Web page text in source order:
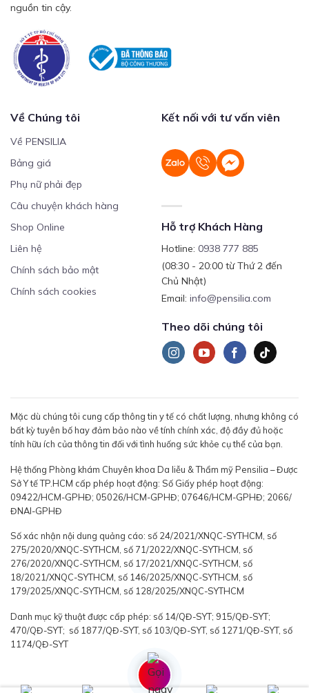
nguồn tin cậy.
Về Chúng tôi
Về PENSILIA
Bảng giá
Phụ nữ phải đẹp
Câu chuyện khách hàng
Shop Online
Liên hệ
Chính sách bảo mật
Chính sách cookies
Kết nối với tư vấn viên
Hỗ trợ Khách Hàng
Hotline: 0938 777 885
(08:30 - 20:00 từ Thứ 2 đến
Chủ Nhật)
Email: info@pensilia.com
Theo dõi chúng tôi
Mặc dù chúng tôi cung cấp thông tin y tế có chất lượng, nhưng không có
bất kỳ tuyên bố hay đảm bảo nào về tính chính xác, độ đầy đủ hoặc
tính hữu ích của thông tin đối với tình huống sức khỏe cụ thể của bạn.
Hệ thống Phòng khám Chuyên khoa Da liễu & Thẩm mỹ Pensilia – Được
Sở Y tế TP.HCM cấp phép hoạt động: Số Giấy phép hoạt động:
09422/HCM-GPHĐ; 05026/HCM-GPHĐ; 07646/HCM-GPHĐ; 2066/
ĐNAI-GPHĐ
Số xác nhận nội dung quảng cáo: số 24/2021/XNQC-SYTHCM, số
275/2020/XNQC-SYTHCM, số 71/2022/XNQC-SYTHCM, số
276/2020/XNQC-SYTHCM, số 17/2021/XNQC-SYTHCM, số
18/2021/XNQC-SYTHCM, số 146/2025/XNQC-SYTHCM, số
179/2025/XNQC-SYTHCM, số 128/2025/XNQC-SYTHCM
Danh mục kỹ thuật được cấp phép: số 14/QĐ-SYT; 915/QĐ-SYT;
470/QĐ-SYT; số 1877/QĐ-SYT, số 103/QĐ-SYT, số 1271/QĐ-SYT, số
1174/QĐ-SYT